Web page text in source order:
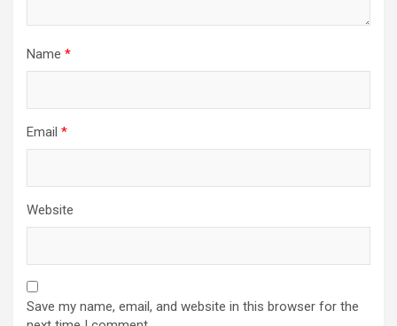
Name *
Email *
Website
Save my name, email, and website in this browser for the